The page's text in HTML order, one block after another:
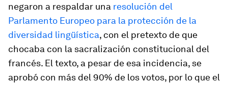
negaron a respaldar una resolución del
Parlamento Europeo para la protección de la
diversidad lingüística, con el pretexto de que
chocaba con la sacralización constitucional del
francés. El texto, a pesar de esa incidencia, se
aprobó con más del 90% de los votos, por lo que el